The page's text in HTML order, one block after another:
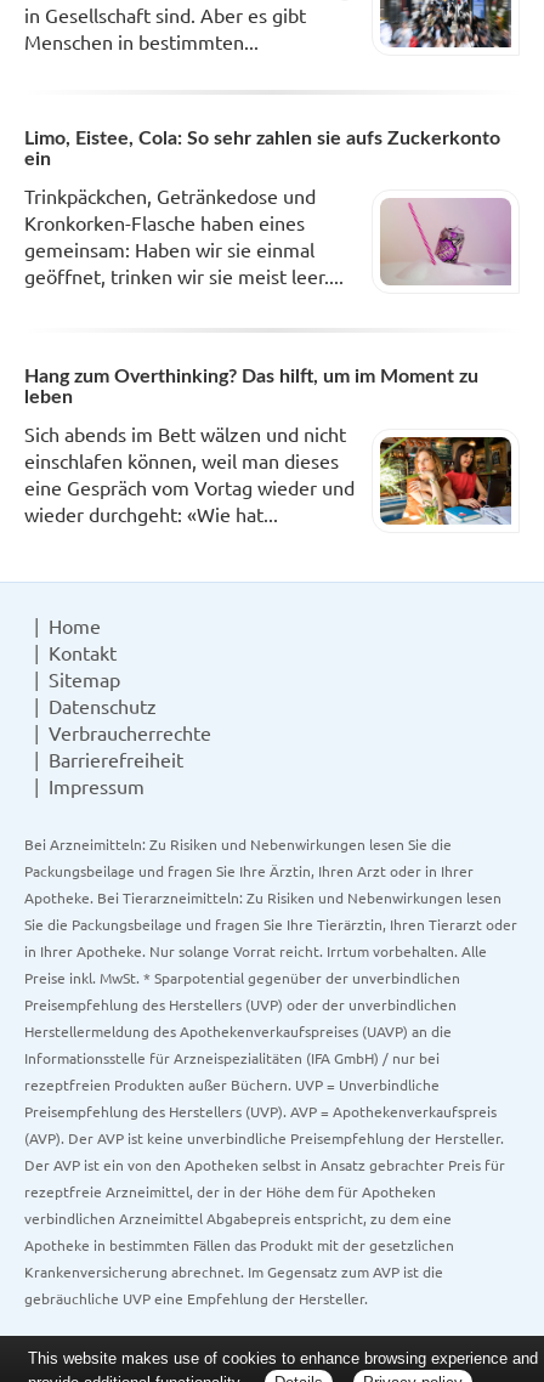
in Gesellschaft sind. Aber es gibt
Menschen in bestimmten...
Limo, Eistee, Cola: So sehr zahlen sie aufs Zuckerkonto
ein
Trinkpäckchen, Getränkedose und
Kronkorken-Flasche haben eines
gemeinsam: Haben wir sie einmal
geöffnet, trinken wir sie meist leer....
Hang zum Overthinking? Das hilft, um im Moment zu
leben
Sich abends im Bett wälzen und nicht
einschlafen können, weil man dieses
eine Gespräch vom Vortag wieder und
wieder durchgeht: «Wie hat...
Home
Kontakt
Sitemap
Datenschutz
Verbraucherrechte
Barrierefreiheit
Impressum
Bei Arzneimitteln: Zu Risiken und Nebenwirkungen lesen Sie die
Packungsbeilage und fragen Sie Ihre Ärztin, Ihren Arzt oder in Ihrer
Apotheke. Bei Tierarzneimitteln: Zu Risiken und Nebenwirkungen lesen
Sie die Packungsbeilage und fragen Sie Ihre Tierärztin, Ihren Tierarzt oder
in Ihrer Apotheke. Nur solange Vorrat reicht. Irrtum vorbehalten. Alle
Preise inkl. MwSt. * Sparpotential gegenüber der unverbindlichen
Preisempfehlung des Herstellers (UVP) oder der unverbindlichen
Herstellermeldung des Apothekenverkaufspreises (UAVP) an die
Informationsstelle für Arzneispezialitäten (IFA GmbH) / nur bei
rezeptfreien Produkten außer Büchern. UVP = Unverbindliche
Preisempfehlung des Herstellers (UVP). AVP = Apothekenverkaufspreis
(AVP). Der AVP ist keine unverbindliche Preisempfehlung der Hersteller.
Der AVP ist ein von den Apotheken selbst in Ansatz gebrachter Preis für
rezeptfreie Arzneimittel, der in der Höhe dem für Apotheken
verbindlichen Arzneimittel Abgabepreis entspricht, zu dem eine
Apotheke in bestimmten Fällen das Produkt mit der gesetzlichen
Krankenversicherung abrechnet. Im Gegensatz zum AVP ist die
gebräuchliche UVP eine Empfehlung der Hersteller.
This website makes use of cookies to enhance browsing experience and